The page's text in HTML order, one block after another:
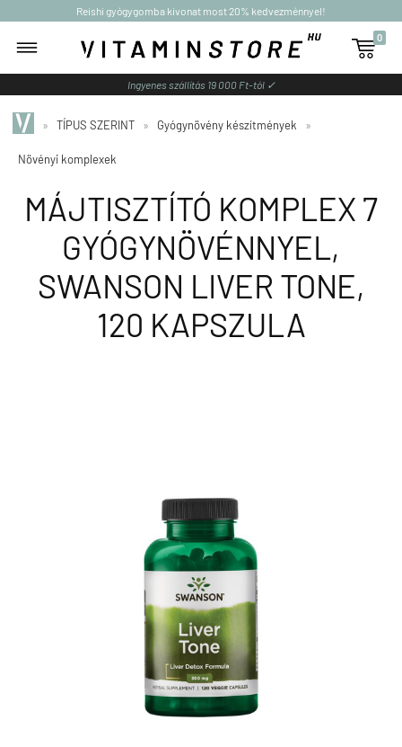
Reishi gyógygomba kivonat most 20% kedvezménnyel!

0
Ingyenes szállítás 19 000 Ft-tól ✓
» TÍPUS SZERINT » Gyógynövény készítmények »
Növényi komplexek
MÁJTISZTÍTÓ KOMPLEX 7
GYÓGYNÖVÉNNYEL,
SWANSON LIVER TONE,
120 KAPSZULA